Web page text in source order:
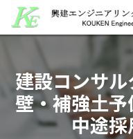
建設コンサ
壁・補強土
中途